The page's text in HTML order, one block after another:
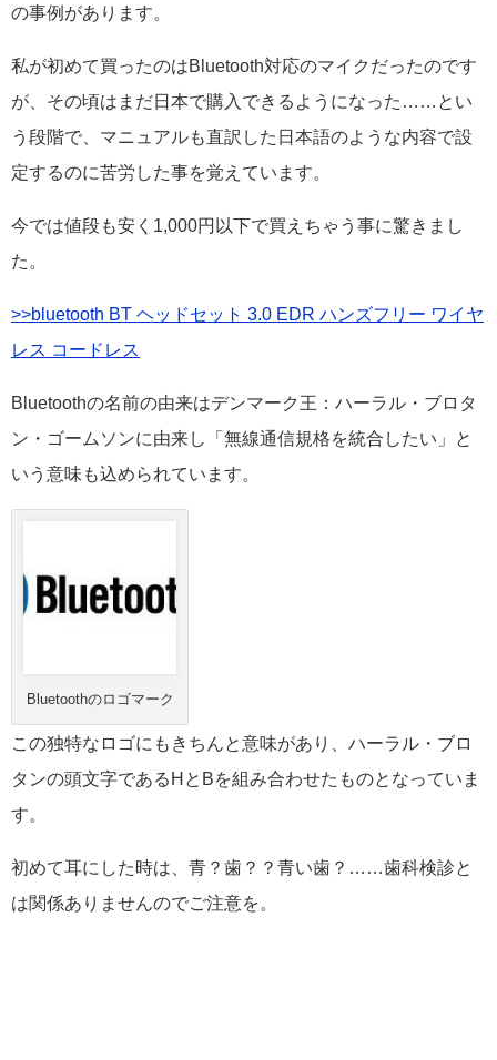
の事例があります。
私が初めて買ったのはBluetooth対応のマイクだったのです
が、その頃はまだ日本で購入できるようになった……とい
う段階で、マニュアルも直訳した日本語のような内容で設
定するのに苦労した事を覚えています。
今では値段も安く1,000円以下で買えちゃう事に驚きまし
た。
>>bluetooth BT ヘッドセット 3.0 EDR ハンズフリー ワイヤ
レス コードレス
Bluetoothの名前の由来はデンマーク王：ハーラル・ブロタ
ン・ゴームソンに由来し「無線通信規格を統合したい」と
いう意味も込められています。
Bluetoothのロゴマーク
この独特なロゴにもきちんと意味があり、ハーラル・ブロ
タンの頭文字であるHとBを組み合わせたものとなっていま
す。
初めて耳にした時は、青？歯？？青い歯？……歯科検診と
は関係ありませんのでご注意を。